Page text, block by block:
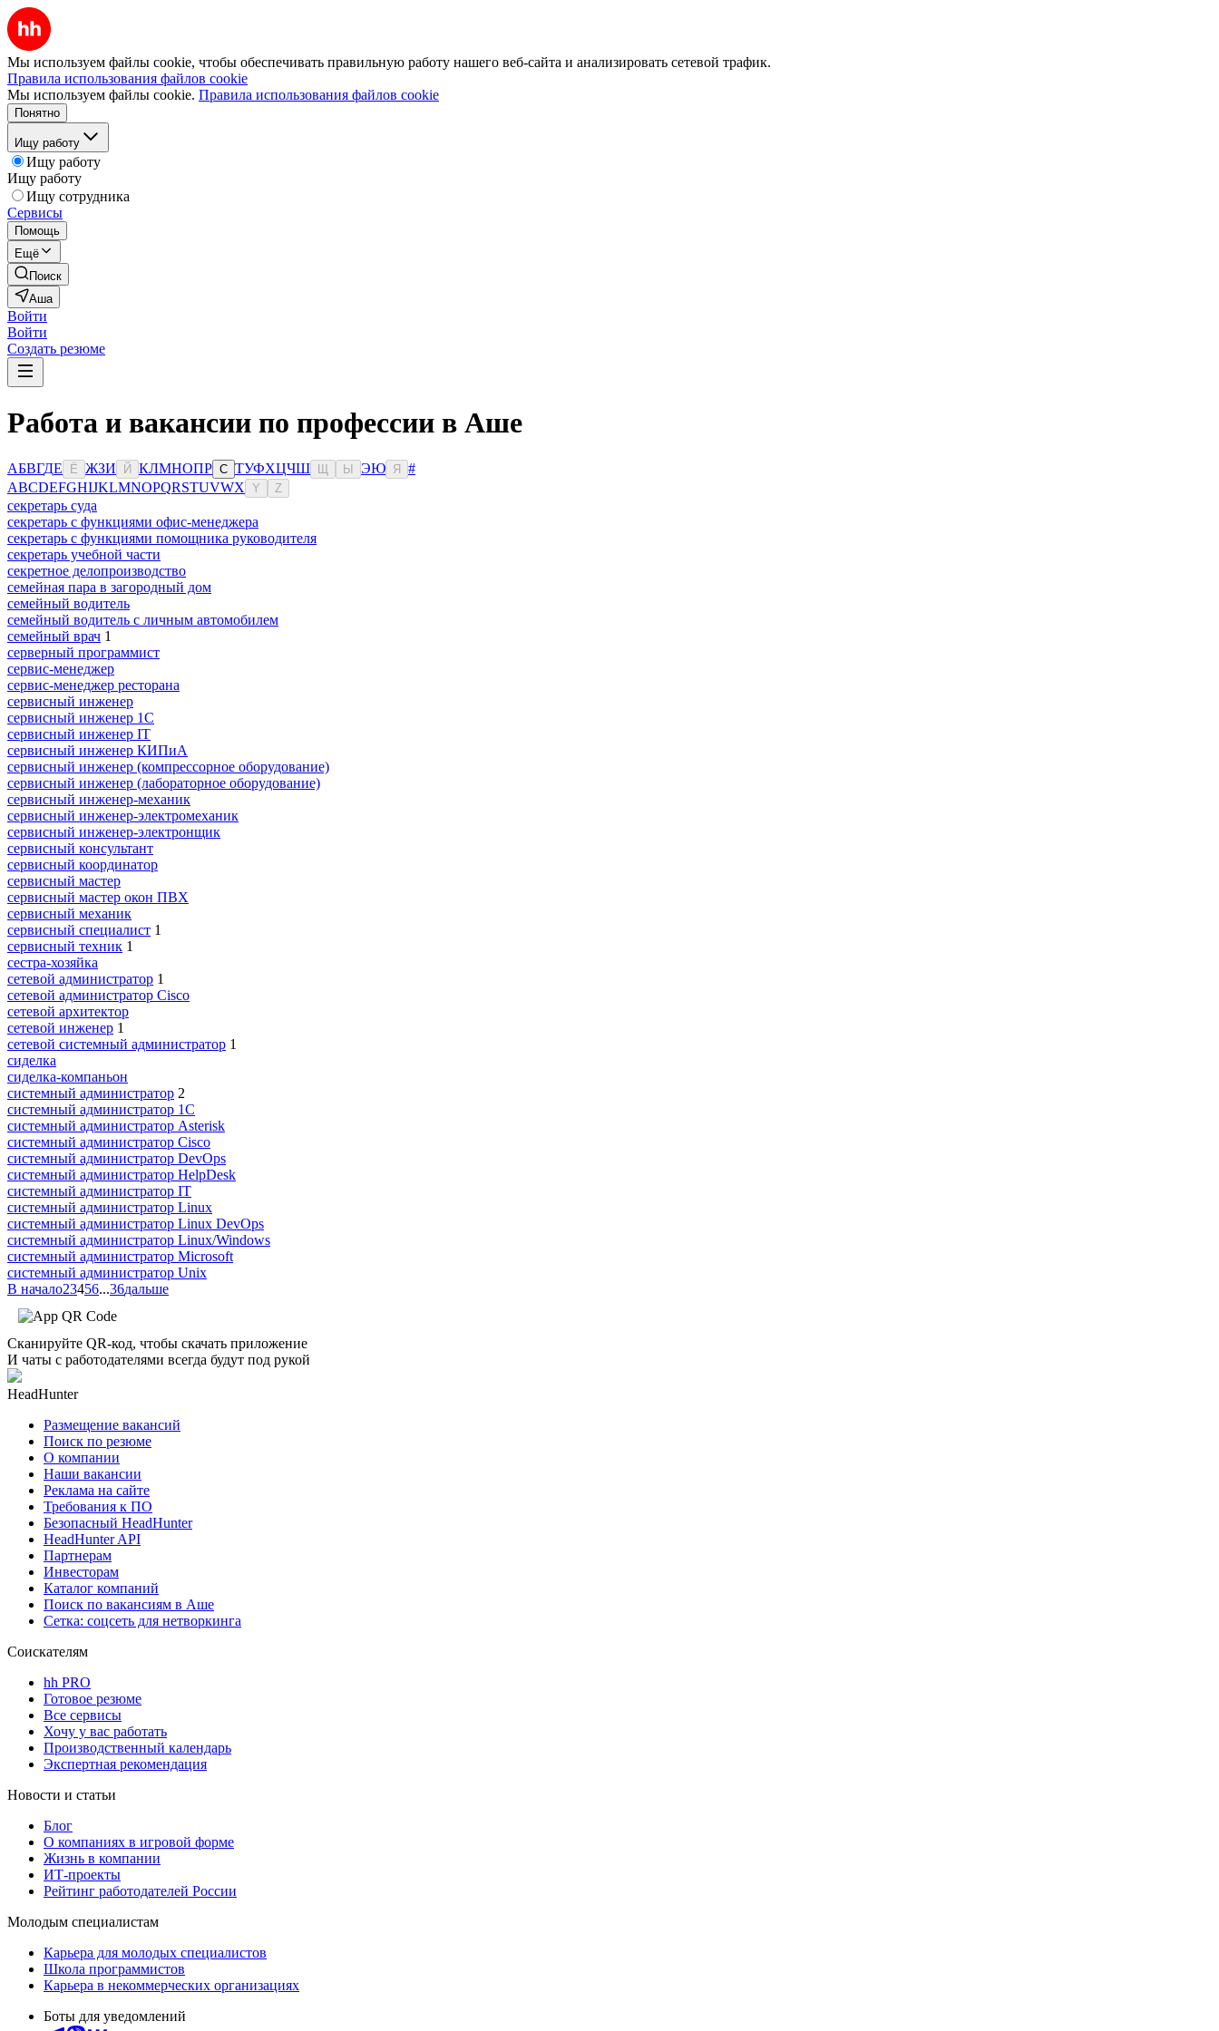
Мы используем файлы cookie, чтобы обеспечивать правильную работу нашего веб-сайта и анализировать сетевой трафик.
Правила использования файлов cookie
Мы используем файлы cookie. Правила использования файлов cookie
Понятно
Ищу работу
Ищу работу
Ищу работу
Ищу сотрудника
Сервисы
Помощь
Ещё
Поиск
Аша
Войти
Войти
Создать резюме
Работа и вакансии по профессии в Аше
АБВГДЕ Ё ЖЗИ Й КЛМНОПР С ТУФХЦЧШ Ы ЭЮ Я
#
ABCDEFGHIJKLMNOPQRSTUVWX Y Z
секретарь суда
секретарь с функциями офис-менеджера
секретарь с функциями помощника руководителя
секретарь учебной части
секретное делопроизводство
семейная пара в загородный дом
семейный водитель
семейный водитель с личным автомобилем
семейный врач 1
серверный программист
сервис-менеджер
сервис-менеджер ресторана
сервисный инженер
сервисный инженер 1С
сервисный инженер IT
сервисный инженер КИПиА
сервисный инженер (компрессорное оборудование)
сервисный инженер (лабораторное оборудование)
сервисный инженер-механик
сервисный инженер-электромеханик
сервисный инженер-электронщик
сервисный консультант
сервисный координатор
сервисный мастер
сервисный мастер окон ПВХ
сервисный механик
сервисный специалист 1
сервисный техник 1
сестра-хозяйка
сетевой администратор 1
сетевой администратор Cisco
сетевой архитектор
сетевой инженер 1
сетевой системный администратор 1
сиделка
сиделка-компаньон
системный администратор 2
системный администратор 1С
системный администратор Asterisk
системный администратор Cisco
системный администратор DevOps
системный администратор HelpDesk
системный администратор IT
системный администратор Linux
системный администратор Linux DevOps
системный администратор Linux/Windows
системный администратор Microsoft
системный администратор Unix
В начало23456...36дальше
Сканируйте QR-код, чтобы скачать приложение
И чаты с работодателями всегда будут под рукой
HeadHunter
Размещение вакансий
Поиск по резюме
О компании
Наши вакансии
Реклама на сайте
Требования к ПО
Безопасный HeadHunter
HeadHunter API
Партнерам
Инвесторам
Каталог компаний
Поиск по вакансиям в Аше
Сетка: соцсеть для нетворкинга
Соискателям
hh PRO
Готовое резюме
Все сервисы
Хочу у вас работать
Производственный календарь
Экспертная рекомендация
Новости и статьи
Блог
О компаниях в игровой форме
Жизнь в компании
ИТ-проекты
Рейтинг работодателей России
Молодым специалистам
Карьера для молодых специалистов
Школа программистов
Карьера в некоммерческих организациях
Боты для уведомлений